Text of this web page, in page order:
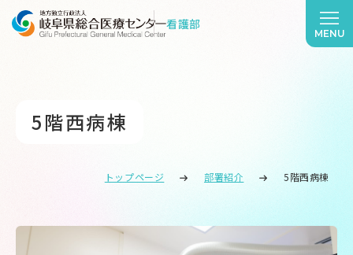
看護部
MENU
5階西病棟
トップページ 部署紹介 5階西病棟
5階西病棟 について